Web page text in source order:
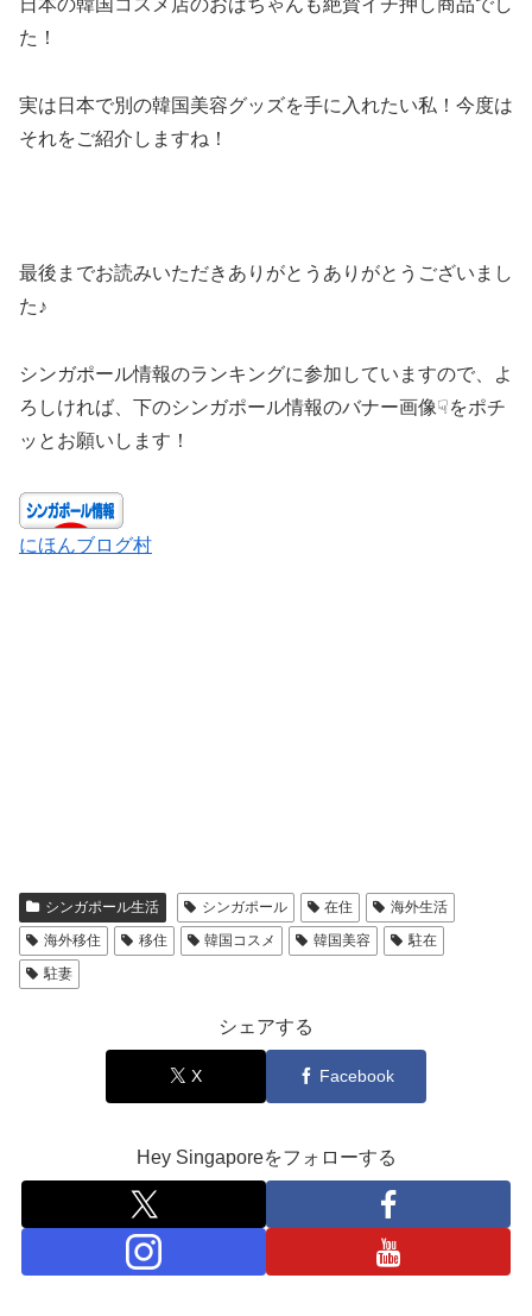
た！
実は日本で別の韓国美容グッズを手に入れたい私！今度は
それをご紹介しますね！
最後までお読みいただきありがとうありがとうございまし
た♪
シンガポール情報のランキングに参加していますので、よ
ろしければ、下のシンガポール情報のバナー画像☟をポチ
ッとお願いします！
にほんブログ村
シンガポール生活 シンガポール 在住
海外生活
海外移住
移住 韓国コスメ 韓国美容
駐在
駐妻
シェアする
X Facebook
Hey Singaporeをフォローする